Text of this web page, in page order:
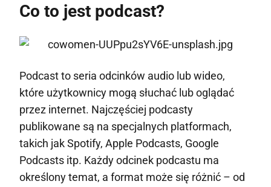
Co to jest podcast?
Podcast to seria odcinków audio lub wideo,
które użytkownicy mogą słuchać lub oglądać
przez internet. Najczęściej podcasty
publikowane są na specjalnych platformach,
takich jak Spotify, Apple Podcasts, Google
Podcasts itp. Każdy odcinek podcastu ma
określony temat, a format może się różnić – od